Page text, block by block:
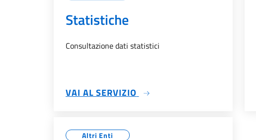
Statistiche
Consultazione dati statistici
VAI AL SERVIZIO SU STATISTICHE
Altri Enti